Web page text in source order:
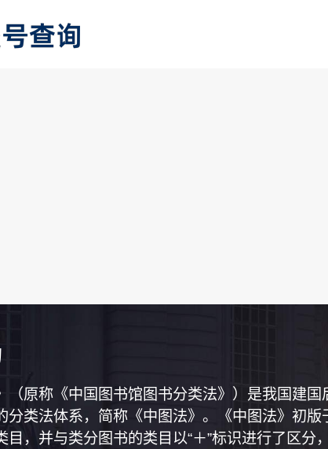
（原称《中国图书馆图书分类法》）是我国建
分类法体系，简称《中图法》。《中图法》初
目，并与类分图书的类目以“＋”标识进行了区